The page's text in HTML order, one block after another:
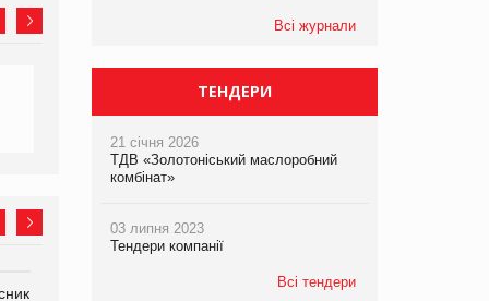
Яна Сараніна, директор
Всі журнали
ТЕНДЕРИ
21 січня 2026
ТДВ «Золотоніський маслоробний
комбінат»
03 липня 2023
Тендери компанії
Всі тендери